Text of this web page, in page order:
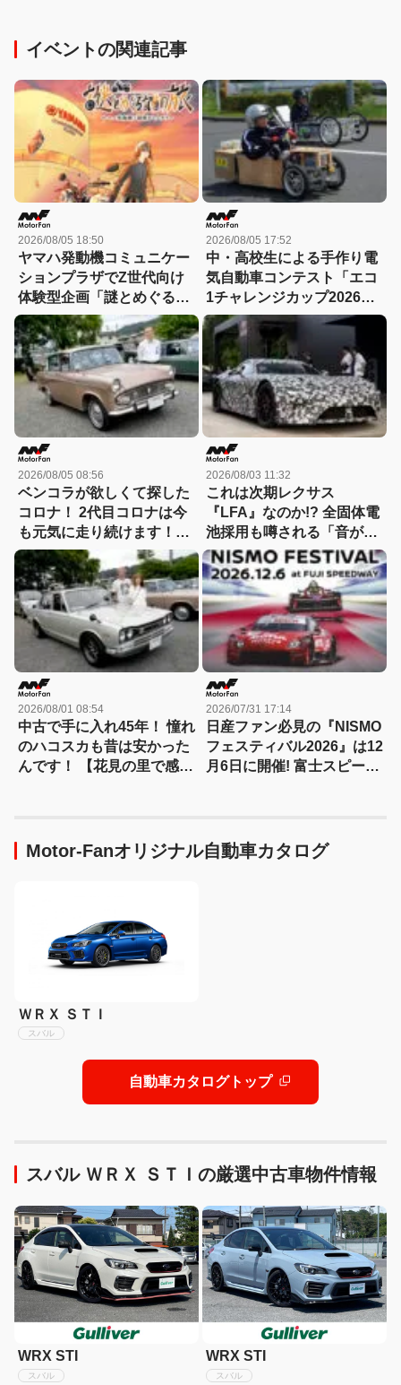
イベントの関連記事
2026/08/05 18:50
ヤマハ発動機コミュニケー
ションプラザでZ世代向け
体験型企画「謎とめぐる記
憶の旅」が実施中！
2026/08/05 17:52
中・高校生による手作り電
気自動車コンテスト「エコ
1チャレンジカップ2026」
が8月22日に開催！
2026/08/05 08:56
ベンコラが欲しくて探した
コロナ！ 2代目コロナは今
も元気に走り続けます！
【花見の里で感謝の集いや
ります！】
2026/08/03 11:32
これは次期レクサス
『LFA』なのか!? 全固体電
池採用も噂される「音がし
ない」謎の次世代スーパー
カーの正体を探る! 【現地
写真付き】
2026/08/01 08:54
中古で手に入れ45年！ 憧れ
のハコスカも昔は安かった
んです！ 【花見の里で感謝
2026/07/31 17:14
日産ファン必見の『NISMO
フェスティバル2026』は12
月6日に開催! 富士スピード
Motor-Fanオリジナル自動車カタログ
ＷＲＸ ＳＴＩ
スバル
自動車カタログトップ
スバル ＷＲＸ ＳＴＩの厳選中古車物件情報
WRX STI
スバル
WRX STI
スバル